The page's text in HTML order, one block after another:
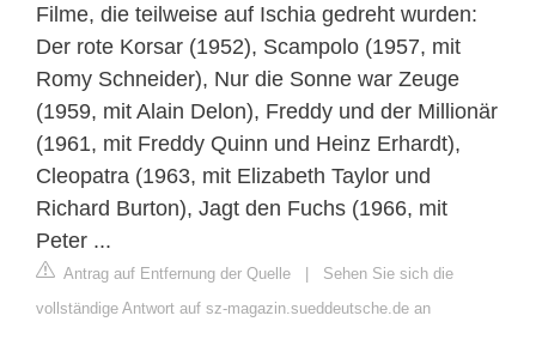
Filme, die teilweise auf Ischia gedreht wurden:
Der rote Korsar (1952), Scampolo (1957, mit
Romy Schneider), Nur die Sonne war Zeuge
(1959, mit Alain Delon), Freddy und der Millionär
(1961, mit Freddy Quinn und Heinz Erhardt),
Cleopatra (1963, mit Elizabeth Taylor und
Richard Burton), Jagt den Fuchs (1966, mit
Peter ...
Antrag auf Entfernung der Quelle | Sehen Sie sich die
vollständige Antwort auf sz-magazin.sueddeutsche.de an